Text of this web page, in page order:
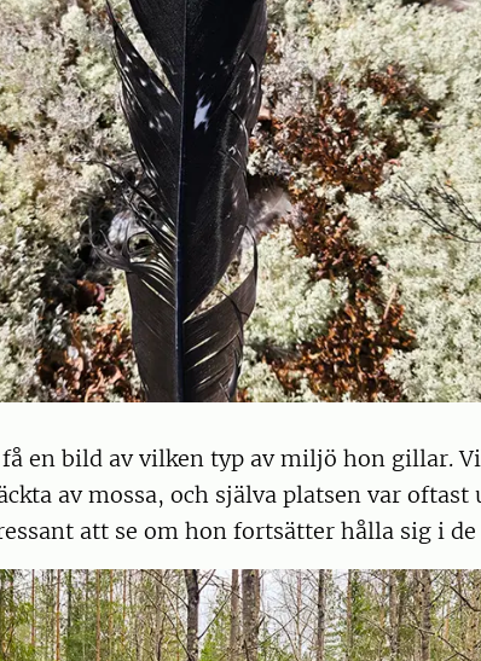
en bild av vilken typ av miljö hon gillar.
av mossa, och själva platsen var oftast
att se om hon fortsätter hålla sig i